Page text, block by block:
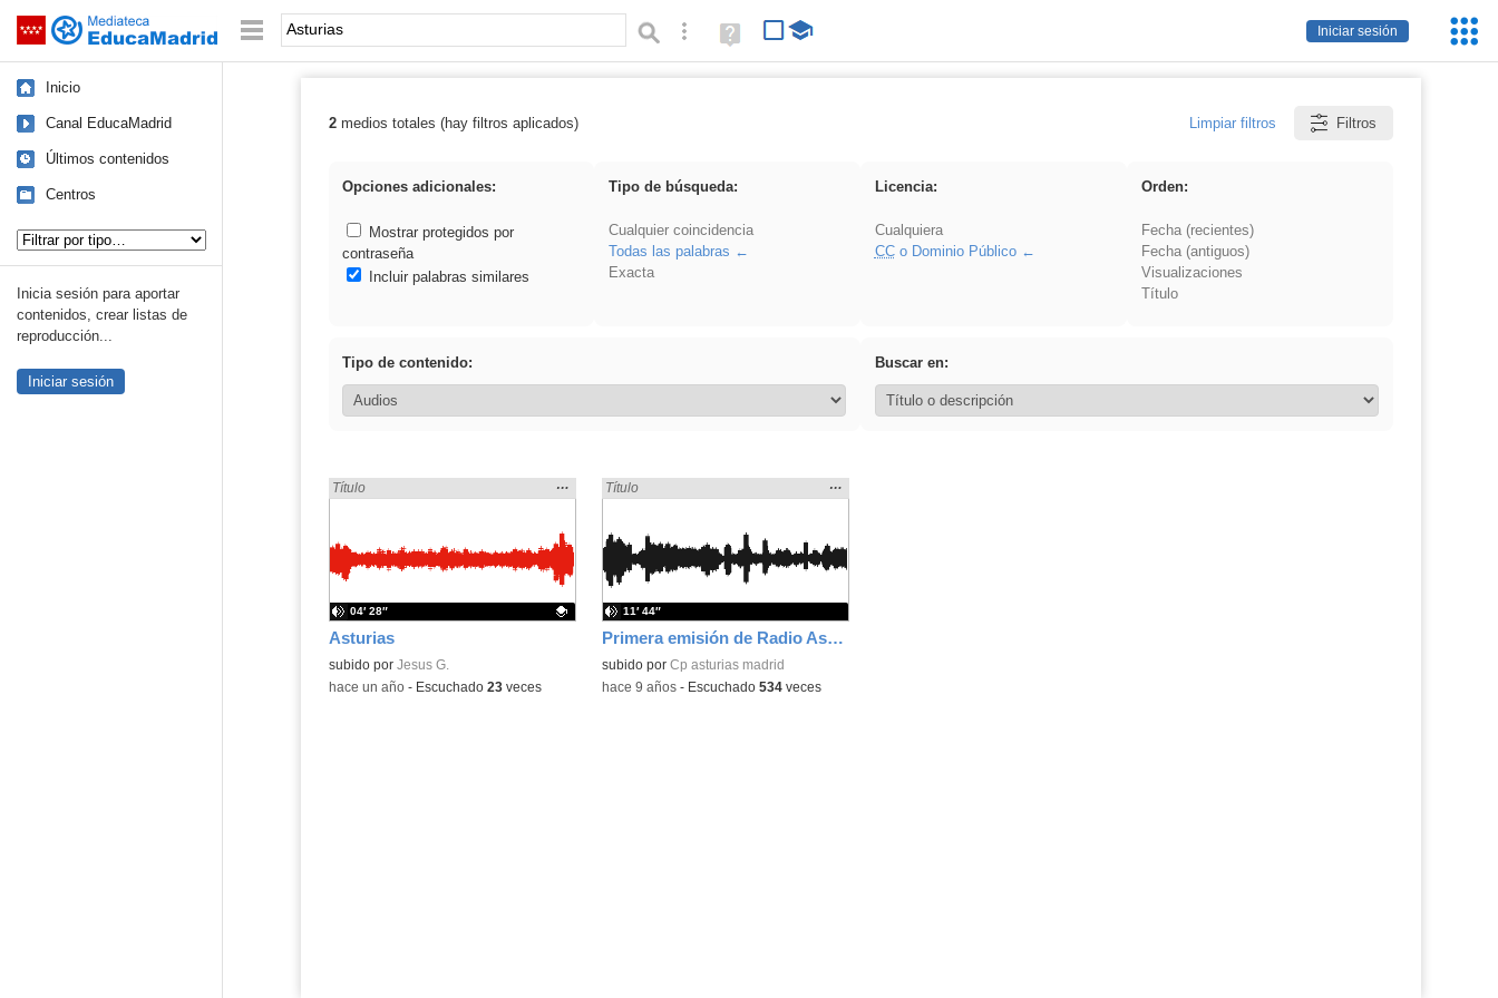
Saltar navegación
Iniciar sesión
Palabra o frase: Búsqueda avanzada
Ayuda
(en
Inicio
Canal EducaMadrid
Últimos contenidos
Centros
Inicia sesión para aportar
contenidos, crear listas de
reproducción...
Iniciar sesión
Resultados de: Asturias
2medios totales (hay filtros aplicados) Limpiar filtros Filtros
Opciones adicionales:
Mostrar protegidos por
contraseña
Incluir palabras similares
Tipo de búsqueda:
Cualquier coincidencia
Todas las palabras
Exacta
Licencia:
Cualquiera
CCo Dominio Público
Orden:
Fecha (recientes)
Fecha (antiguos)
Visualizaciones
Título
Tipo de contenido: Buscar en:
Asturias
Encontrado «Asturias» en:
Título
Mostrar
la
de la
…
Contenido educativo.
subido por Jesus G.
04′ 28″
-hace un año- Escuchado 23veces
Primera emisión de Radio Asturias
Encontrado «Asturias» en:
Título
Mostrar
la
…
subido por Cp asturias madrid
11′ 44″
-hace 9 años- Escuchado 534veces